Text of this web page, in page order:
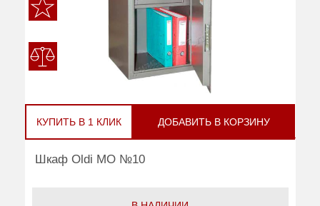
КУПИТЬ В 1 КЛИК ДОБАВИТЬ В КОРЗИНУ
Шкаф Oldi МО №10